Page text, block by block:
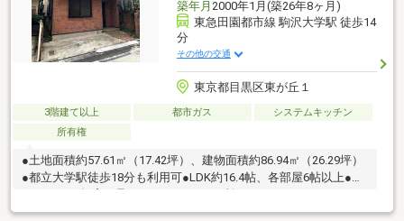
築年月 2000年1月(築26年8ヶ月)
東急田園都市線 駒沢大学駅 徒歩14
分
その他の交通
東京都目黒区東が丘１
3階建て以上 都市ガス
システムキッチン
所有権
●土地面積約57.61㎡（17.42坪）、建物面積約86.94㎡（26.29坪）
●都立大学駅徒歩18分も利用可●LDK約16.4帖、各部屋6帖以上●リ
ョン～・サミットストア野沢龍雲寺店まで徒歩5分（約400m）・